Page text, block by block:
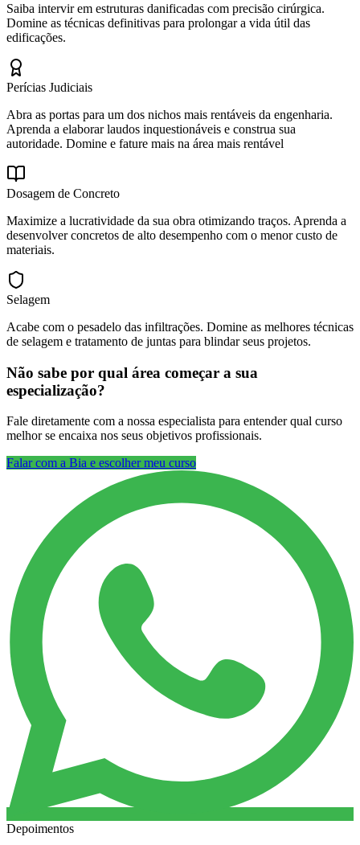
Saiba intervir em estruturas danificadas com precisão cirúrgica.
Domine as técnicas definitivas para prolongar a vida útil das
edificações.
Perícias Judiciais
Abra as portas para um dos nichos mais rentáveis da engenharia.
Aprenda a elaborar laudos inquestionáveis e construa sua
autoridade. Domine e fature mais na área mais rentável
Dosagem de Concreto
Maximize a lucratividade da sua obra otimizando traços. Aprenda a
desenvolver concretos de alto desempenho com o menor custo de
materiais.
Selagem
Acabe com o pesadelo das infiltrações. Domine as melhores técnicas
de selagem e tratamento de juntas para blindar seus projetos.
Não sabe por qual área começar a sua
especialização?
Fale diretamente com a nossa especialista para entender qual curso
melhor se encaixa nos seus objetivos profissionais.
Falar com a Bia e escolher meu curso
Depoimentos